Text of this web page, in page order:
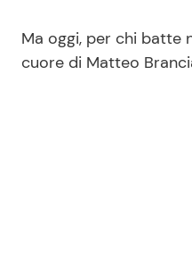
Privacy Policy
Ma oggi, per chi batte
cuore di Matteo